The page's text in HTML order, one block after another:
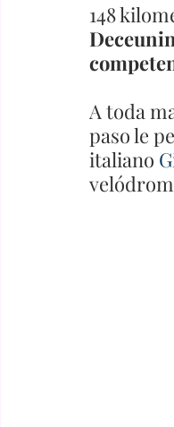
148
A toda
paso le
italiano